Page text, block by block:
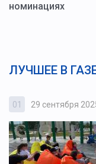
номинациях
ЛУЧШЕЕ В
01 29 сентября